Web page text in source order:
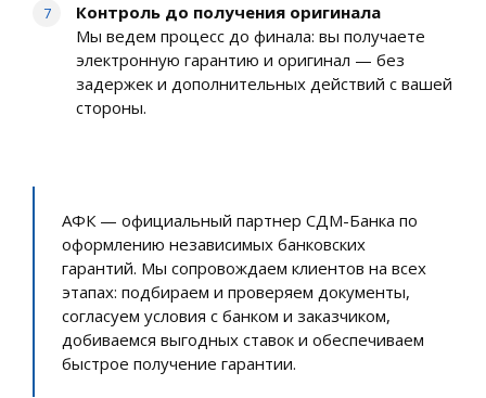
Контроль до получения оригинала
Мы ведем процесс до финала: вы получаете
электронную гарантию и оригинал — без
задержек и дополнительных действий с вашей
стороны.
АФК — официальный партнер СДМ-Банка по
оформлению независимых банковских
гарантий. Мы сопровождаем клиентов на всех
этапах: подбираем и проверяем документы,
согласуем условия с банком и заказчиком,
добиваемся выгодных ставок и обеспечиваем
быстрое получение гарантии.